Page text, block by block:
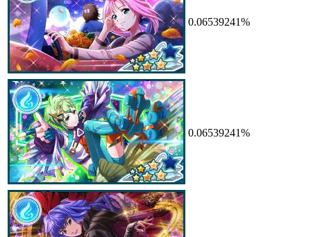
0.06539241%
0.06539241%